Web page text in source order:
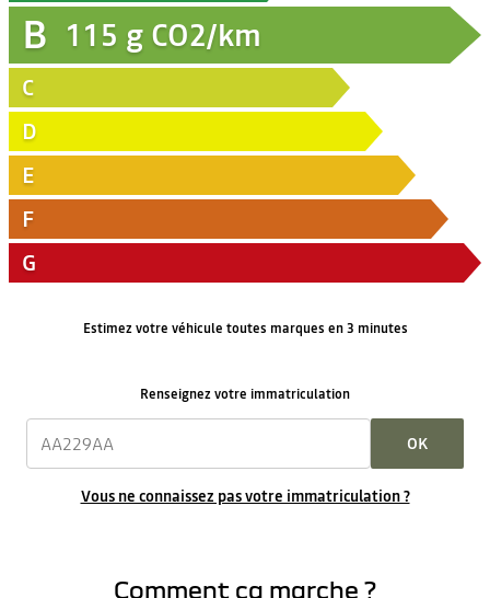
B 115 g CO2/km
C
D
E
F
G
Estimez votre véhicule toutes marques en 3 minutes
Renseignez votre immatriculation
OK
Vous ne connaissez pas votre immatriculation ?
Comment ça marche ?